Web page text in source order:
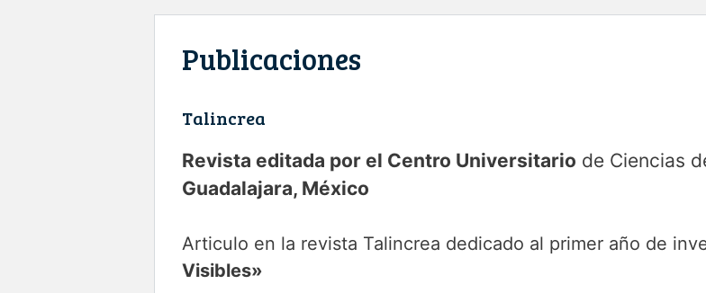
Publicaciones
Talincrea
Revista editada por el Centro Universitario de Ciencias
Guadalajara, México
Articulo en la revista Talincrea dedicado al primer año de
Visibles»